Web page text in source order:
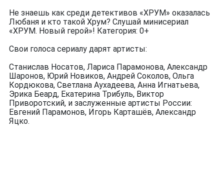
Не знаешь как среди детективов «ХРУМ» оказалась
Любаня и кто такой Хрум? Слушай минисериал
«ХРУМ. Новый герой»! Категория: 0+
Свои голоса сериалу дарят артисты:
Станислав Носатов, Лариса Парамонова, Александр
Шаронов, Юрий Новиков, Андрей Соколов, Ольга
Кордюкова, Светлана Аухадеева, Анна Игнатьева,
Эрика Беард, Екатерина Трибуль, Виктор
Приворотский, и заслуженные артисты России:
Евгений Парамонов, Игорь Карташёв, Александр
Яцко.